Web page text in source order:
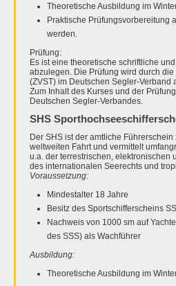
Theoretische Ausbildung im
Praktische Prüfungsvorbereitung
werden.
Prüfung:
Es ist eine theoretische schriftliche
abzulegen. Die Prüfung wird durch
(ZVST) im Deutschen Segler-Verband
Zum Inhalt des Kurses und der
Deutschen Segler-Verbandes.
SHS
Der SHS ist der amtliche
weltweiten Fahrt und vermittelt
u.a. der terrestrischen, elektronischen
des internationalen Seerechts und
Voraussetzung:
Mindestalter 18 Jahre
Besitz des Sportschifferscheins
Nachweis von 1000 sm auf
des SSS) als Wachführer
Ausbildung:
Theoretische Ausbildung im